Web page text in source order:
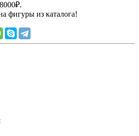
фигуры из каталога!